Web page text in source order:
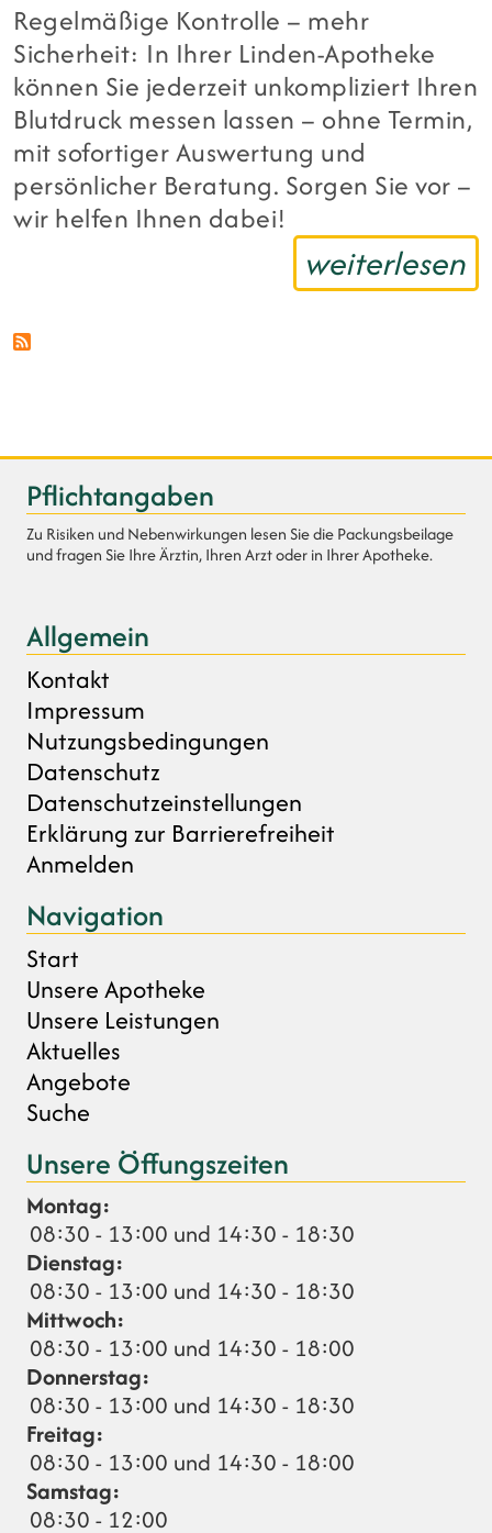
Regelmäßige Kontrolle – mehr
Sicherheit: In Ihrer Linden-Apotheke
können Sie jederzeit unkompliziert Ihren
Blutdruck messen lassen – ohne Termin,
mit sofortiger Auswertung und
persönlicher Beratung. Sorgen Sie vor –
wir helfen Ihnen dabei!
weiterlesen
Pflichtangaben
Zu Risiken und Nebenwirkungen lesen Sie die Packungsbeilage
und fragen Sie Ihre Ärztin, Ihren Arzt oder in Ihrer Apotheke.
Allgemein
Kontakt
Impressum
Nutzungsbedingungen
Datenschutz
Datenschutzeinstellungen
Erklärung zur Barrierefreiheit
Anmelden
Navigation
Start
Unsere Apotheke
Unsere Leistungen
Aktuelles
Angebote
Suche
Unsere Öffungszeiten
Montag:
08:30 - 13:00 und 14:30 - 18:30
Dienstag:
08:30 - 13:00 und 14:30 - 18:30
Mittwoch:
08:30 - 13:00 und 14:30 - 18:00
Donnerstag:
08:30 - 13:00 und 14:30 - 18:30
Freitag:
08:30 - 13:00 und 14:30 - 18:00
Samstag:
08:30 - 12:00